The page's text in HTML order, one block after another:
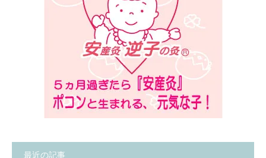
最近の記事